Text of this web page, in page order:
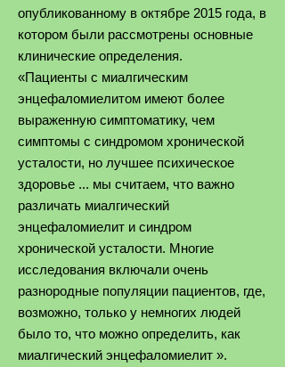
опубликованному в октябре 2015 года, в
котором были рассмотрены основные
клинические определения.
«Пациенты с миалгическим
энцефаломиелитом имеют более
выраженную симптоматику, чем
симптомы с синдромом хронической
усталости, но лучшее психическое
здоровье ... мы считаем, что важно
различать миалгический
энцефаломиелит и синдром
хронической усталости. Многие
исследования включали очень
разнородные популяции пациентов, где,
возможно, только у немногих людей
было то, что можно определить, как
миалгический энцефаломиелит ».